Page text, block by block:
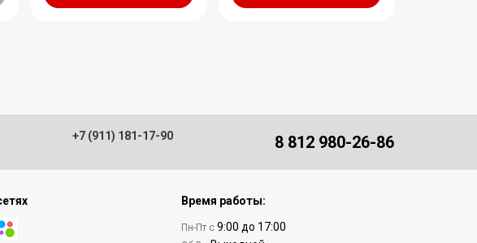
+7 (911) 181-17-90 8 812 980-26-86
Время работы:
Пн-Пт с 9:00 до 17:00